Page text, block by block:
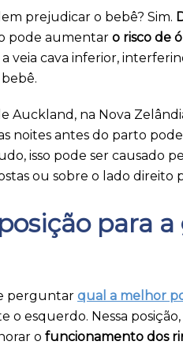
prejudicar o bebê? Sim.
pode aumentar o risco de
veia cava inferior,
Auckland, na Nova
noites antes do parto
isso pode ser causado
ou sobre o lado direito
para
perguntar qual a melhor
o esquerdo. Nessa posição,
o funcionamento dos